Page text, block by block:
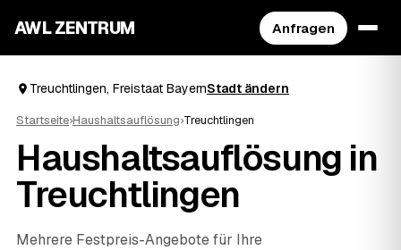
AWL ZENTRUM Anfragen
Treuchtlingen, Freistaat BayernStadt ändern
Startseite›Haushaltsauflösung›Treuchtlingen
Haushaltsauflösung in
Treuchtlingen
Mehrere Festpreis-Angebote für Ihre